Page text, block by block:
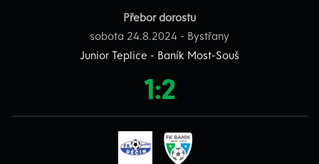
Přebor dorostu
sobota 24.8.2024 - Bystřany
Junior Teplice - Baník Most-Souš
1:2